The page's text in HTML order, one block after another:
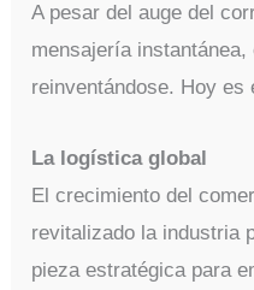
A pesar del auge del
mensajería
reinventándose. Hoy es
La logística global
El crecimiento del
revitalizado la industria
pieza estratégica para